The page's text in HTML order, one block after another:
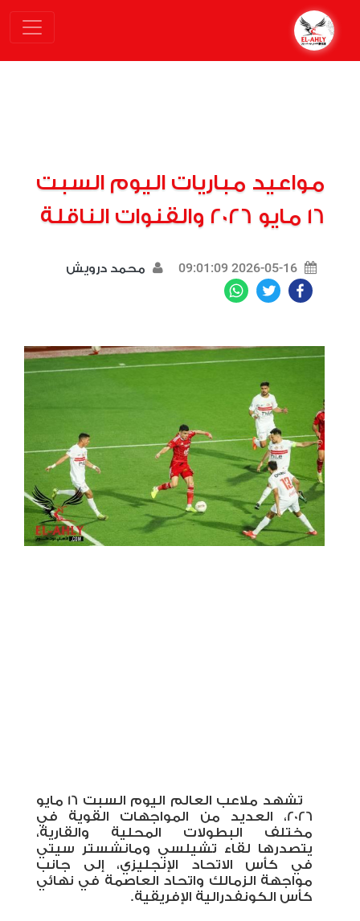
مواعيد مباريات اليوم السبت
16 مايو 2026 والقنوات الناقلة
2026-05-16 09:01:09 محمد درويش
Facebook
Twitter
تشهد ملاعب العالم اليوم السبت 16 مايو
2026، العديد من المواجهات القوية في
مختلف البطولات المحلية والقارية،
يتصدرها لقاء تشيلسي ومانشستر سيتي
في كأس الاتحاد الإنجليزي، إلى جانب
مواجهة الزمالك واتحاد العاصمة في نهائي
كأس الكونفدرالية الإفريقية.